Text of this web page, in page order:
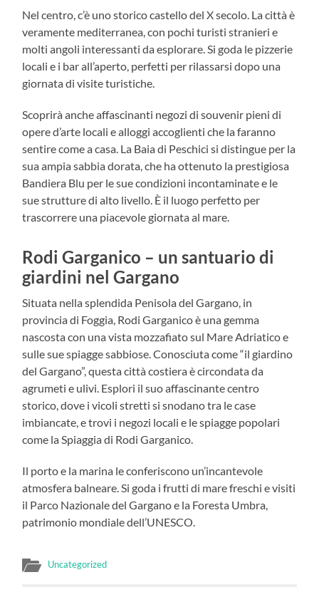
Nel centro, c’è uno storico castello del X secolo. La città è
veramente mediterranea, con pochi turisti stranieri e
molti angoli interessanti da esplorare. Si goda le pizzerie
locali e i bar all’aperto, perfetti per rilassarsi dopo una
giornata di visite turistiche.
Scoprirà anche affascinanti negozi di souvenir pieni di
opere d’arte locali e alloggi accoglienti che la faranno
sentire come a casa. La Baia di Peschici si distingue per la
sua ampia sabbia dorata, che ha ottenuto la prestigiosa
Bandiera Blu per le sue condizioni incontaminate e le
sue strutture di alto livello. È il luogo perfetto per
trascorrere una piacevole giornata al mare.
Rodi Garganico – un santuario di
giardini nel Gargano
Situata nella splendida Penisola del Gargano, in
provincia di Foggia, Rodi Garganico è una gemma
nascosta con una vista mozzafiato sul Mare Adriatico e
sulle sue spiagge sabbiose. Conosciuta come “il giardino
del Gargano”, questa città costiera è circondata da
agrumeti e ulivi. Esplori il suo affascinante centro
storico, dove i vicoli stretti si snodano tra le case
imbiancate, e trovi i negozi locali e le spiagge popolari
come la Spiaggia di Rodi Garganico.
Il porto e la marina le conferiscono un’incantevole
atmosfera balneare. Si goda i frutti di mare freschi e visiti
il Parco Nazionale del Gargano e la Foresta Umbra,
patrimonio mondiale dell’UNESCO.
Uncategorized